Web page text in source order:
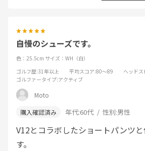
自慢のシューズです。
色：25.5cm サイズ：WH（白）
ゴルフ歴:31年以上 平均スコア:80～89 ヘッドス
ゴルファータイプ:アクティブ
Moto
年代:60代 性別:男性
V12とコラボしたショートパンツ
す。